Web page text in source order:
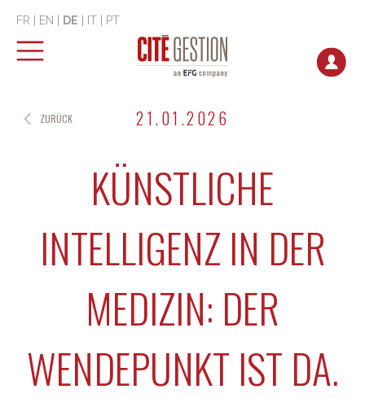
FR EN DE IT PT
21.01.2026
KÜNSTLICHE
INTELLIGENZ IN DER
MEDIZIN: DER
WENDEPUNKT IST DA.
ZURÜCK